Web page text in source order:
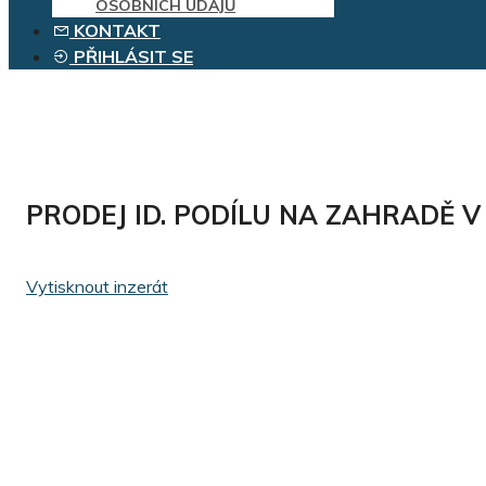
OSOBNÍCH ÚDAJŮ
KONTAKT
PŘIHLÁSIT SE
PRODEJ ID. PODÍLU NA ZAHRADĚ
Vytisknout inzerát